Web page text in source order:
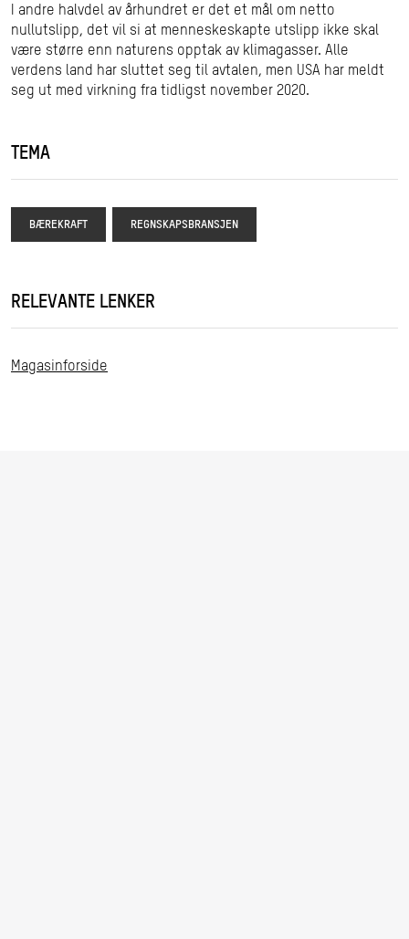
I andre halvdel av århundret er det et mål om netto
nullutslipp, det vil si at menneskeskapte utslipp ikke skal
være større enn naturens opptak av klimagasser. Alle
verdens land har sluttet seg til avtalen, men USA har meldt
seg ut med virkning fra tidligst november 2020.
TEMA
BÆREKRAFT REGNSKAPSBRANSJEN
RELEVANTE LENKER
Magasinforside